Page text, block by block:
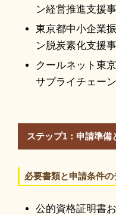
ン経営推進支援
東京都中小企業
ン脱炭素化支援
クールネット東
サプライチェー
ステップ1：申請準備
必要書類と申請条件
公的資格証明書